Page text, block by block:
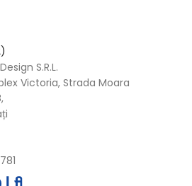
S.R.L.
Victoria, Strada Moara